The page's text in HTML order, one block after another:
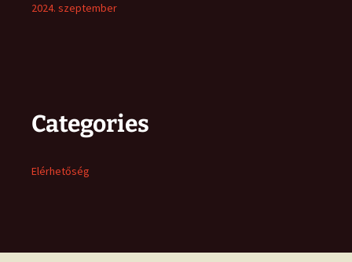
2024. szeptember
Categories
Elérhetőség